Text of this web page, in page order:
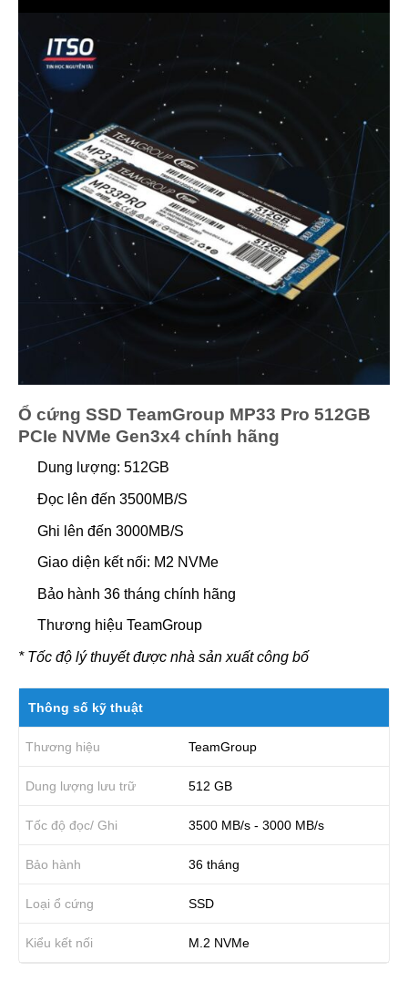
Ổ cứng SSD TeamGroup MP33 Pro 512GB
PCIe NVMe Gen3x4 chính hãng
Dung lượng: 512GB
Đọc lên đến 3500MB/S
Ghi lên đến 3000MB/S
Giao diện kết nối: M2 NVMe
Bảo hành 36 tháng chính hãng
Thương hiệu TeamGroup
* Tốc độ lý thuyết được nhà sản xuất công bố
Thông số kỹ thuật
Thương hiệu TeamGroup
Dung lượng lưu trữ 512 GB
Tốc độ đọc/ Ghi 3500 MB/s - 3000 MB/s
Bảo hành 36 tháng
Loại ổ cứng SSD
Kiểu kết nối M.2 NVMe